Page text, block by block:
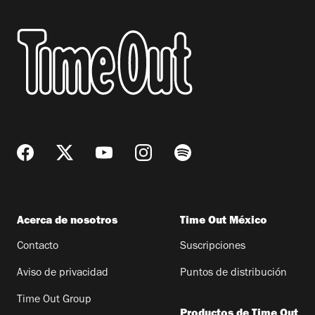
Acerca de nosotros
Contacto
Aviso de privacidad
Time Out Group
Time Out México
Suscripciones
Puntos de distribución